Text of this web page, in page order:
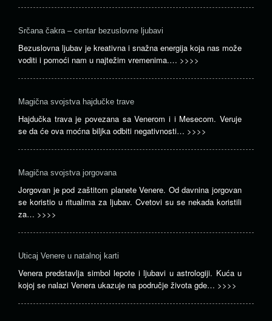
Srčana čakra – centar bezuslovne ljubavi
Bezuslovna ljubav je kreativna i snažna energija koja nas može
voditi i pomoći nam u najtežim vremenima.… >>>>
Magična svojstva hajdučke trave
Hajdučka trava je povezana sa Venerom i i Mesecom. Veruje
se da će ova moćna biljka odbiti negativnosti… >>>>
Magična svojstva jorgovana
Jorgovan je pod zaštitom planete Venere. Od davnina jorgovan
se koristio u ritualima za ljubav. Cvetovi su se nekada koristili
za… >>>>
Uticaj Venere u natalnoj karti
Venera predstavlja simbol lepote i ljubavi u astrologiji. Kuća u
kojoj se nalazi Venera ukazuje na područje života gde… >>>>